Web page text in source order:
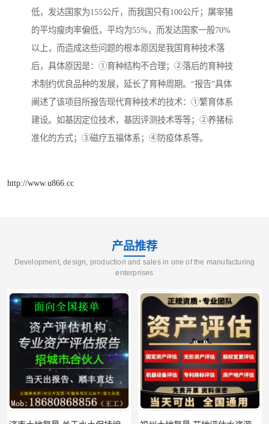
低，发达国家为155公斤，而我国只有100公斤；屠宰猪
的平均瘦肉率偏低，平均为55%，而发达国家一般70%
以上，而造成这些问题的根本原因是我国育种技术落
后，具体原因是：①育种结构不合理；②落后的育种技
术制约优良品种的发展，延长了育种周期。“报告”具体
阐述了该项目所报告现代育种技术的技术：①繁育体系
建设。如基因定位技术，基因评测技术等等；②养猪标
准化的方式；③磁疗五福体系；④防疫体系等。
http://www.u866.cc
产品推荐
Development, design, production and sales in one of the manufacturing
enterprises